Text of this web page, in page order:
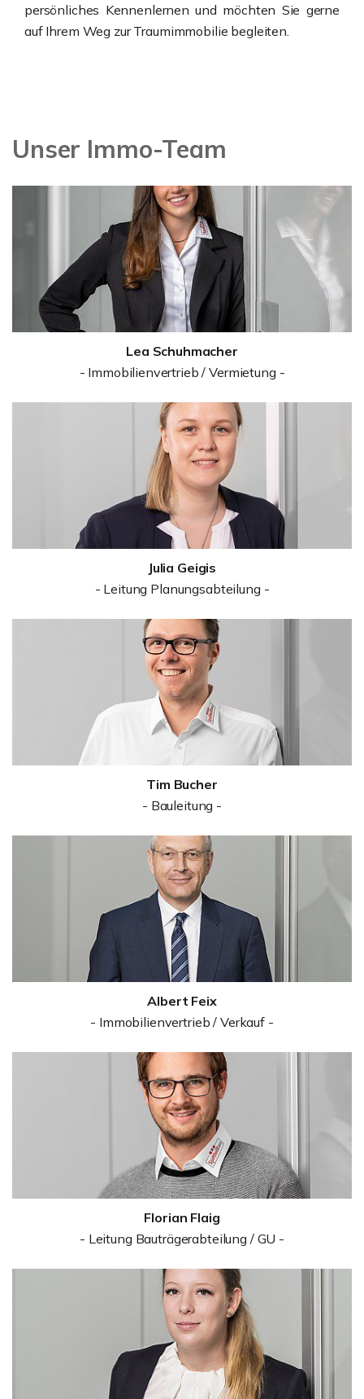
persönliches Kennenlernen und möchten Sie gerne
auf Ihrem Weg zur Traumimmobilie begleiten.
Unser Immo-Team
Lea Schuhmacher
- Immobilienvertrieb / Vermietung -
Julia Geigis
- Leitung Planungsabteilung -
Tim Bucher
- Bauleitung -
Albert Feix
- Immobilienvertrieb / Verkauf -
Florian Flaig
- Leitung Bauträgerabteilung / GU -